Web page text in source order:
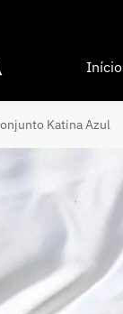
Início
Katina Azul